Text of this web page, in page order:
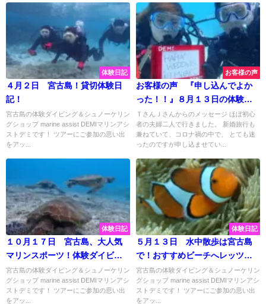
体験日記
４月２日 宮古島！貸切体験日
記！
宮古島の体験ダイビング＆シュノーケリン
グショップ marine assist DEMIマリンアシ
ストデミです！ ツアーにご参加の思い出
をアッ...
お客様の声
お客様の声 『申し込んでよか
った！！』８月１３日の体験ダ
イビングツアー②
ＴさんＪさんからのメッセージ ほぼ初心
者の夫婦二人で行きました。 新婚旅行も
兼ねていて、コロナ禍の中で、 とても迷
ったのですが申し込ませてい...
体験日記
１０月１７日 宮古島、大人気
マリンスポーツ！体験ダイビン
グにシュノーケリングに水中ス
クーターで大満喫プラン♫
宮古島の体験ダイビング＆シュノーケリン
グショップ marine assist DEMIマリンアシ
ストデミです！ ツアーにご参加の思い出
をアッ...
体験日記
５月１３日 水中散歩は宮古島
で！おすすめビーチへレッツゴ
ー☆
宮古島の体験ダイビング＆シュノーケリン
グショップ marine assist DEMIマリンアシ
ストデミです！ ツアーにご参加の思い出
をアッ...